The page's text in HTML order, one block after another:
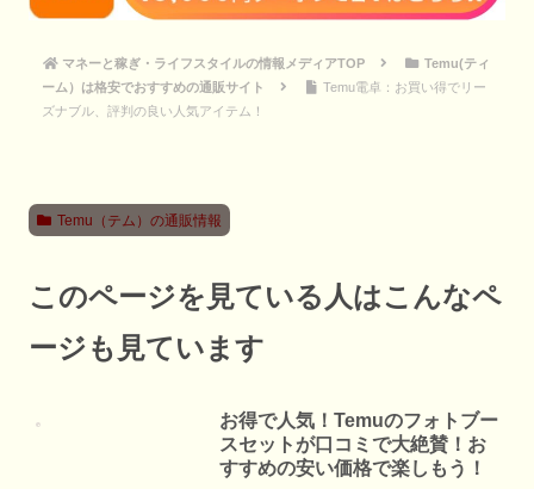
マネーと稼ぎ・ライフスタイルの情報メディアTOP
Temu(ティ
ーム）は格安でおすすめの通販サイト
Temu電卓：お買い得でリー
ズナブル、評判の良い人気アイテム！
Temu（テム）の通販情報
このページを見ている人はこんなペ
ージも見ています
お得で人気！Temuのフォトブー
スセットが口コミで大絶賛！お
すすめの安い価格で楽しもう！